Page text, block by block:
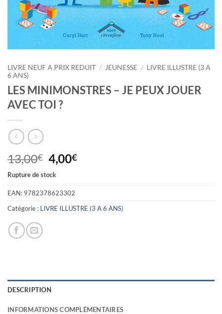
LIVRE NEUF A PRIX REDUIT / JEUNESSE / LIVRE ILLUSTRE (3 A
6 ANS)
LES MINIMONSTRES – JE PEUX JOUER
AVEC TOI ?
13,00€ Le
prix
initial
était :
13,00€.
4,00€Le
actuel
4,00€.
Rupture de stock
EAN: 9782378623302
Catégorie : LIVRE ILLUSTRE (3 A 6 ANS)
DESCRIPTION
INFORMATIONS COMPLÉMENTAIRES